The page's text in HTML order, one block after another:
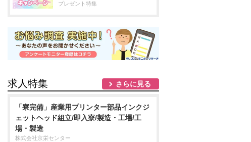
プレゼント特集
求人特集 さらに見る
「寮完備」産業用プリンター部品インクジ
ェットヘッド組立/即入寮/製造・工場/工
場・製造
株式会社京栄センター